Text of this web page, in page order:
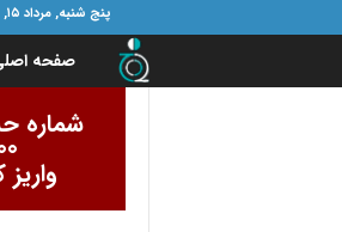
پنج شنبه, مرداد ۱۵, ۱۴۰۵
ا
صفحه
شماره